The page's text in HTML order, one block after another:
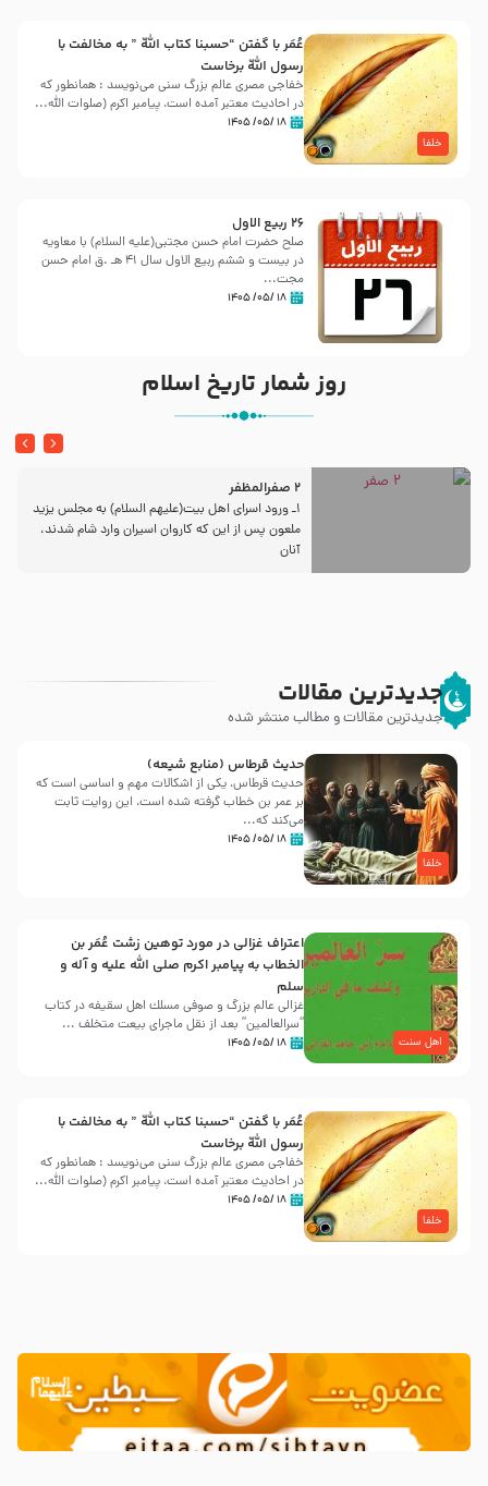
خلفا
عُمَر با گفتن “حسبنا كتاب اللّه ” به مخالفت با
رسول اللّه برخاست
خفاجی مصری عالم بزرگ سنی می‌نویسد : همانطور که
در احادیث معتبر آمده است، پیامبر اکرم (صلوات اللّه...
۱۸ /۰۵/ ۱۴۰۵
26 ربيع الاول
صلح حضرت امام حسن مجتبی(علیه السلام) با معاویه
در بیست و ششم ربیع الاول سال 41 هـ .ق امام حسن
مجت...
۱۸ /۰۵/ ۱۴۰۵
روز شمار تاریخ اسلام
2 صفرالمظفر
1ـ ورود اسراى اهل بیت‌(علیهم السلام) به مجلس یزید
ملعون پس از این كه كاروان اسیران وارد شام شدند،
آنان
جدیدترین مقالات
جدیدترین مقالات و مطالب منتشر شده
خلفا
حدیث قرطاس (منابع شیعه)
حدیث قرطاس، یکی از اشکالات مهم و اساسی است که
بر عمر بن خطاب گرفته شده است، این روایت ثابت
می‌کند که...
۱۸ /۰۵/ ۱۴۰۵
اهل سنت
اعتراف غزالی در مورد توهین زشت عُمَر بن
الخطاب به پیامبر اکرم صلی الله علیه و آله و
سلم
غزالی عالم بزرگ و صوفی مسلك اهل سقيفه در کتاب
“سرالعالمین” بعد از نقل ماجرای بیعت متخلف ...
۱۸ /۰۵/ ۱۴۰۵
خلفا
عُمَر با گفتن “حسبنا كتاب اللّه ” به مخالفت با
رسول اللّه برخاست
خفاجی مصری عالم بزرگ سنی می‌نویسد : همانطور که
در احادیث معتبر آمده است، پیامبر اکرم (صلوات اللّه...
۱۸ /۰۵/ ۱۴۰۵